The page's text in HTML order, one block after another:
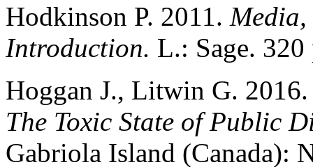
Hodkinson P. 2011. Media,
Introduction. L.: Sage. 320
Hoggan J., Litwin G.
The Toxic State of Public
Gabriola Island (Canada):